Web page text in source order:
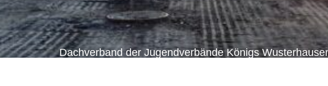
Dachverband der Jugendverbände Königs